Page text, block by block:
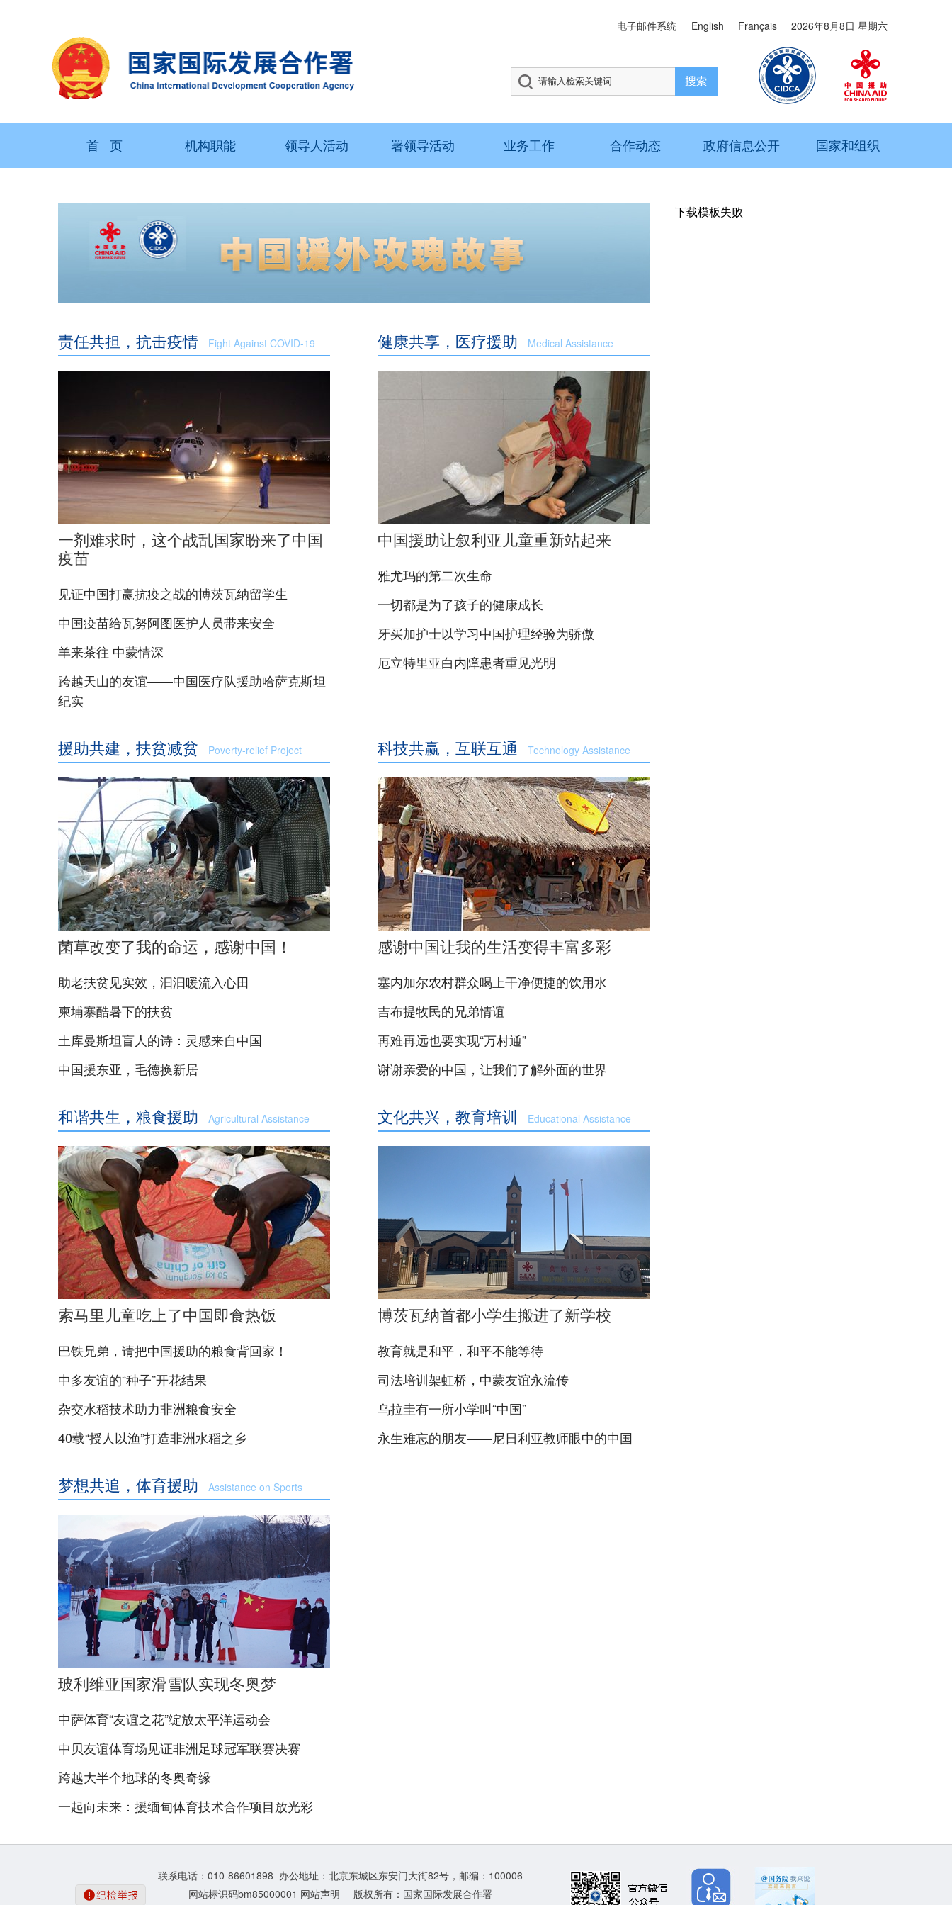
2026年8月8日 星期六
电子邮件系统 English Français
首 页 机构职能 领导人活动 署领导活动 业务工作 合作动态 政府信息公开 国家和组织
责任共担，抗击疫情 Fight Against COVID-19
一剂难求时，这个战乱国家盼来了中国
疫苗
见证中国打赢抗疫之战的博茨瓦纳留学生
中国疫苗给瓦努阿图医护人员带来安全
羊来茶往 中蒙情深
跨越天山的友谊——中国医疗队援助哈萨克斯坦
纪实
健康共享，医疗援助 Medical Assistance
中国援助让叙利亚儿童重新站起来
雅尤玛的第二次生命
一切都是为了孩子的健康成长
牙买加护士以学习中国护理经验为骄傲
厄立特里亚白内障患者重见光明
援助共建，扶贫减贫 Poverty-relief Project
菌草改变了我的命运，感谢中国！
助老扶贫见实效，汩汩暖流入心田
柬埔寨酷暑下的扶贫
土库曼斯坦盲人的诗：灵感来自中国
中国援东亚，毛德换新居
科技共赢，互联互通 Technology Assistance
感谢中国让我的生活变得丰富多彩
塞内加尔农村群众喝上干净便捷的饮用水
吉布提牧民的兄弟情谊
再难再远也要实现“万村通”
谢谢亲爱的中国，让我们了解外面的世界
和谐共生，粮食援助 Agricultural Assistance
索马里儿童吃上了中国即食热饭
巴铁兄弟，请把中国援助的粮食背回家！
中多友谊的“种子”开花结果
杂交水稻技术助力非洲粮食安全
40载“授人以渔”打造非洲水稻之乡
文化共兴，教育培训 Educational Assistance
博茨瓦纳首都小学生搬进了新学校
教育就是和平，和平不能等待
司法培训架虹桥，中蒙友谊永流传
乌拉圭有一所小学叫“中国”
永生难忘的朋友——尼日利亚教师眼中的中国
梦想共追，体育援助 Assistance on Sports
玻利维亚国家滑雪队实现冬奥梦
中萨体育“友谊之花”绽放太平洋运动会
中贝友谊体育场见证非洲足球冠军联赛决赛
跨越大半个地球的冬奥奇缘
一起向未来：援缅甸体育技术合作项目放光彩
下载模板失败
联系电话：010-86601898 办公地址：北京东城区东安门大街82号，邮编：100006
网站标识码bm85000001 网站声明 版权所有：国家国际发展合作署